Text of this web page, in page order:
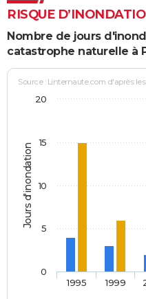
RISQUE
Nombre de jours
catastrophe naturelle à
Jours d'inondation
Source : Linternaute.com d'après
1995 1999
0
5
10
15
20